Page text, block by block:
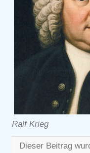
Ralf Krieg
Dieser Beitrag